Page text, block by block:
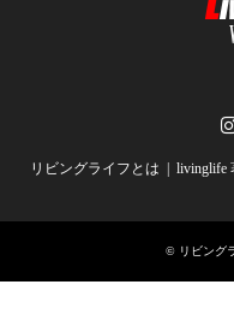
リビングライフとは livinglife
© リビング